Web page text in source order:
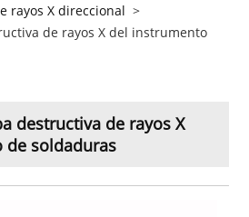
rayos X direccional >
de rayos X del instrumento
destructiva de rayos X
soldaduras